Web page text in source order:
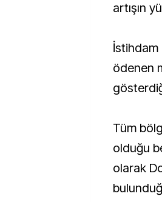
artışın
İstihdam
ödenen
Tüm
olduğu
olarak